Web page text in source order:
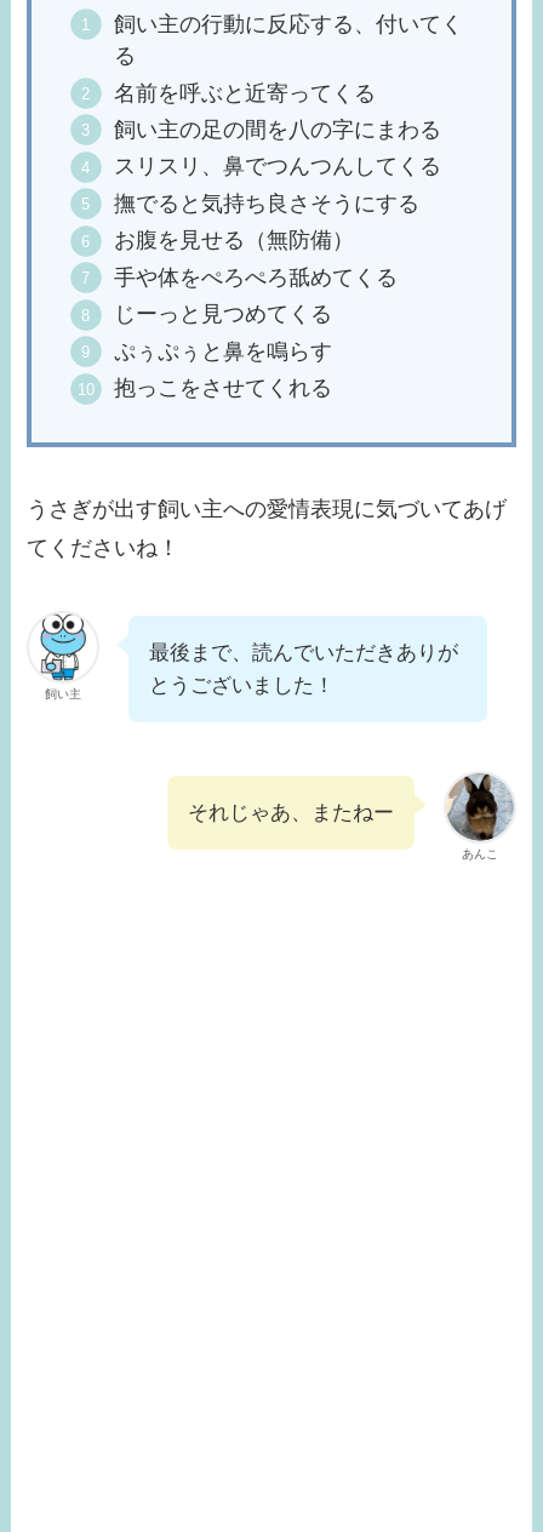
飼い主の行動に反応する、付いてく
る
名前を呼ぶと近寄ってくる
飼い主の足の間を八の字にまわる
スリスリ、鼻でつんつんしてくる
撫でると気持ち良さそうにする
お腹を見せる（無防備）
手や体をぺろぺろ舐めてくる
じーっと見つめてくる
ぷぅぷぅと鼻を鳴らす
抱っこをさせてくれる
うさぎが出す飼い主への愛情表現に気づいてあげ
てくださいね！
飼い主
最後まで、読んでいただきありが
とうございました！
あんこ
それじゃあ、またねー